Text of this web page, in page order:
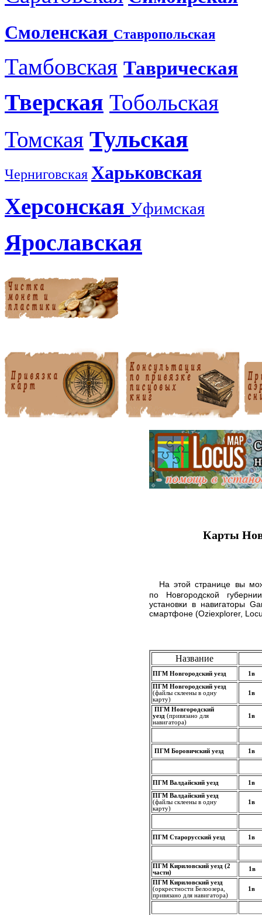
Смоленская Ставропольская
Тамбовская Таврическая
Тверская Тобольская
Томская Тульская
Черниговская Харьковская
Херсонская Уфимская
Ярославская
Карты
На этой странице вы
по Новгородской
установки в навигаторы
смартфоне (Oziexplorer,
Название
ПГМ Новгородский уезд
1в
ПГМ Новгородский уезд
(файлы склеены в одну
карту)
1в
ПГМ Новгородский
уезд (привязано для
навигатора)
1в
ПГМ Боровичский уезд 1в
ПГМ Валдайский уезд
1в
ПГМ Валдайский уезд
(файлы склеены в одну
карту)
1в
ПГМ Старорусский уезд 1в
ПГМ Кириловский уезд (2
части)
1в
ПГМ Кириловский уезд
(оркрестности Белоозера,
привязано для навигатора)
1в